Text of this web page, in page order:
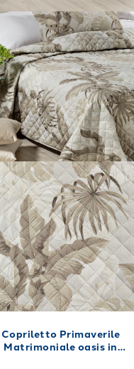
Copriletto Primaverile
Matrimoniale oasis in